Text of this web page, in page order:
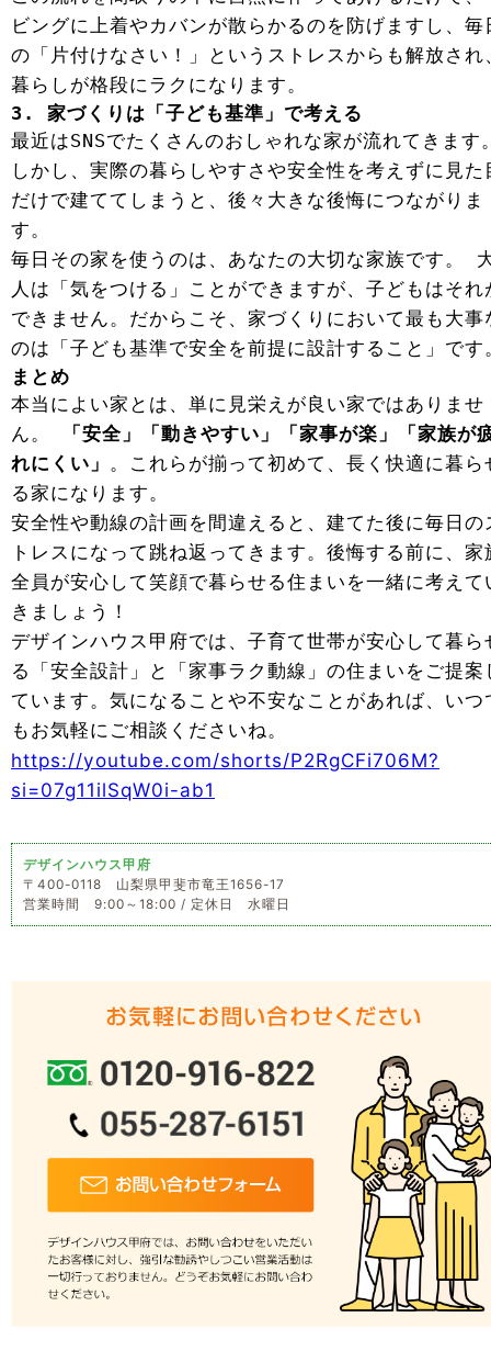
ビングに上着やカバンが散らかるのを防げますし、毎
の「片付けなさい！」というストレスからも解放され
暮らしが格段にラクになります。
3. 家づくりは「子ども基準」で考える
最近はSNSでたくさんのおしゃれな家が流れてきます
しかし、実際の暮らしやすさや安全性を考えずに見た
だけで建ててしまうと、後々大きな後悔につながりま
す。
毎日その家を使うのは、あなたの大切な家族です。
人は「気をつける」ことができますが、子どもはそれ
できません。だからこそ、家づくりにおいて最も大事
のは「子ども基準で安全を前提に設計すること」です
まとめ
本当によい家とは、単に見栄えが良い家ではありませ
ん。
「安全」「動きやすい」「家事が楽」「家族が
れにくい」 。これらが揃って初めて、長く快適に暮ら
る家になります。
安全性や動線の計画を間違えると、建てた後に毎日の
トレスになって跳ね返ってきます。後悔する前に、家
全員が安心して笑顔で暮らせる住まいを一緒に考えて
きましょう！
デザインハウス甲府では、子育て世帯が安心して暮ら
る「安全設計」と「家事ラク動線」の住まいをご提案
ています。気になることや不安なことがあれば、いつ
もお気軽にご相談くださいね。
https://youtube.com/shorts/P2RgCFi706M?
si=07g11ilSqW0i-ab1
デザインハウス甲府
〒400-0118 山梨県甲斐市竜王1656-17
営業時間 9:00～18:00 / 定休日 水曜日